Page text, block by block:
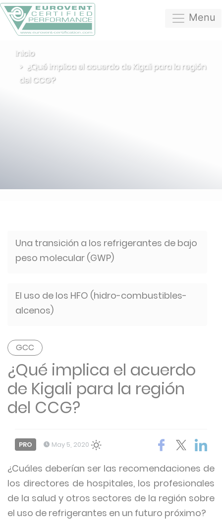
Menu
Inicio
¿Qué implica el acuerdo de Kigali para la región
del CCG?
Una transición a los refrigerantes de bajo
peso molecular (GWP)
El uso de los HFO (hidro-combustibles-
alcenos)
GCC
¿Qué implica el acuerdo
de Kigali para la región
del CCG?
PRO May 5, 2020
¿Cuáles deberían ser las recomendaciones de
los directores de hospitales, los profesionales
de la salud y otros sectores de la región sobre
el uso de refrigerantes en un futuro próximo?